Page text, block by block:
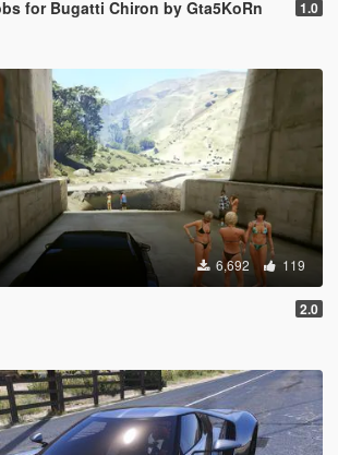
for Bugatti Chiron by Gta5KoRn 1.0
6,692 119
2.0